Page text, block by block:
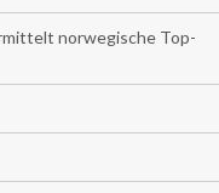
norwegische Top-